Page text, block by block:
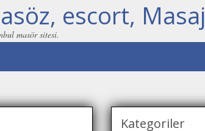
escort, Masaj
masör sitesi.
Kategoriler